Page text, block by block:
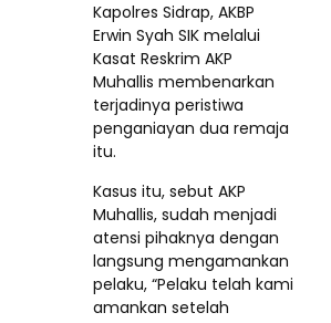
Kapolres Sidrap, AKBP
Erwin Syah SIK melalui
Kasat Reskrim AKP
Muhallis membenarkan
terjadinya peristiwa
penganiayan dua remaja
itu.
Kasus itu, sebut AKP
Muhallis, sudah menjadi
atensi pihaknya dengan
langsung mengamankan
pelaku, “Pelaku telah kami
amankan setelah